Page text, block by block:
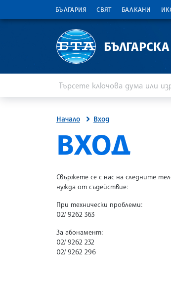
БЪЛГАРИЯ СВЯТ БАЛКАНИ
Начало Вход
SITE.BTA
ВХОД
Свържете се с нас на следните
нужда от съдействие:
При технически проблеми:
02/ 9262 363
За абонамент:
02/ 9262 232
02/ 9262 296